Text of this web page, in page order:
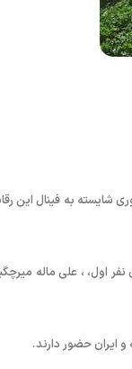
شایسته به فینال این
دوم، محمد صحافی مقدم در ماده ۱۰۰ متر کرال پشت به عنوان نفر اول، ، علی
ایران حضور دارند.